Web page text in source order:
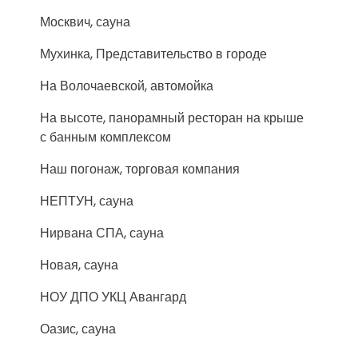
Москвич, сауна
Мухинка, Представительство в городе
На Волочаевской, автомойка
На высоте, панорамный ресторан на крыше
с банным комплексом
Наш погонаж, торговая компания
НЕПТУН, сауна
Нирвана СПА, сауна
Новая, сауна
НОУ ДПО УКЦ Авангард
Оазис, сауна